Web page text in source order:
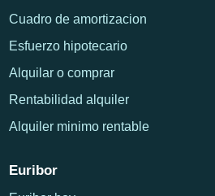
Cuadro de amortizacion
Esfuerzo hipotecario
Alquilar o comprar
Rentabilidad alquiler
Alquiler minimo rentable
Euribor